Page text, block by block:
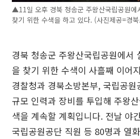
▲11일 오후 경북 청송군 주왕산국립공원에
찾기 위한 수색을 하고 있다. (사진제공=경
경북 청송군 주왕산국립공원에서
을 찾기 위한 수색이 사흘째 이어
경찰청과 경북소방본부, 국립공
규모 인력과 장비를 투입해 주왕
색을 계속할 계획입니다. 전날 야
국립공원공단 직원 등 80명과 열